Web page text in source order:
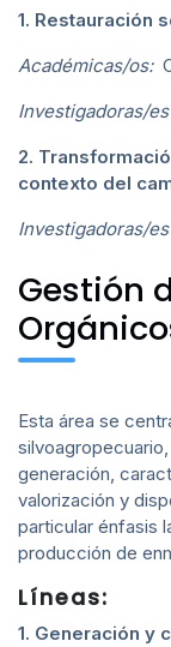
1. Restauración
Académicas/os:
Investigadoras/
2.
contexto del
Investigadoras/
Gestión
Esta área se
generación,
valorización y
particular énfasis
producción de
Líneas:
1. Generación y